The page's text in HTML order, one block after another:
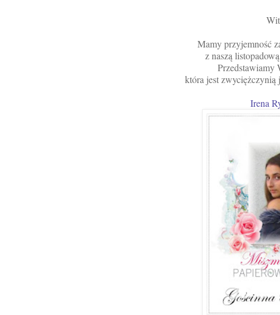
Mamy przyjemność
z naszą
Przedstawiamy
która jest zwyciężczynią
Irena